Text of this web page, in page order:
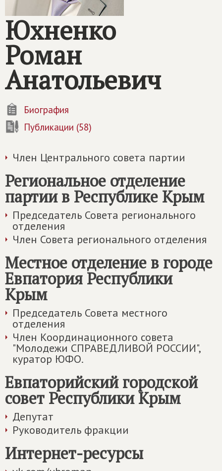
Юхненко
Роман
Анатольевич
Биография
Публикации (58)
Член Центрального совета партии
Региональное отделение
партии в Республике Крым
Председатель Совета регионального
отделения
Член Совета регионального отделения
Местное отделение в городе
Евпатория Республики
Крым
Председатель Совета местного
отделения
Член Координационного совета
"Молодежи СПРАВЕДЛИВОЙ РОССИИ",
куратор ЮФО.
Евпаторийский городской
совет Республики Крым
Депутат
Руководитель фракции
Интернет-ресурсы